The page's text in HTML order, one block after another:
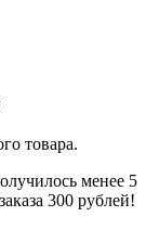
товара.
менее 5
300 рублей!